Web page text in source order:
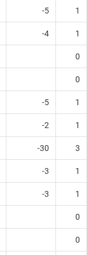
-5 1
-4 1
0
0
-5 1
-2 1
-30 3
-3 1
-3 1
0
0